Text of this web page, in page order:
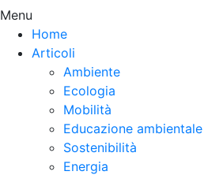
Menu
Home
Articoli
Ambiente
Ecologia
Mobilità
Educazione ambientale
Sostenibilità
Energia